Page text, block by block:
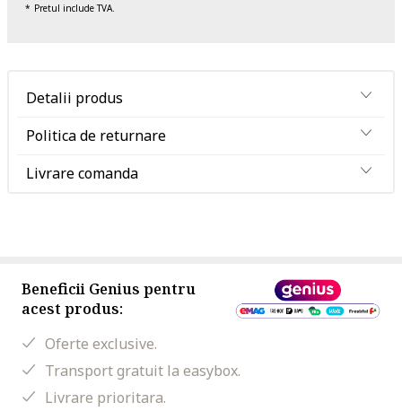
Pretul include TVA.
Detalii produs
Politica de returnare
Livrare comanda
Beneficii Genius pentru
acest produs:
Oferte exclusive.
Transport gratuit la easybox.
Livrare prioritara.